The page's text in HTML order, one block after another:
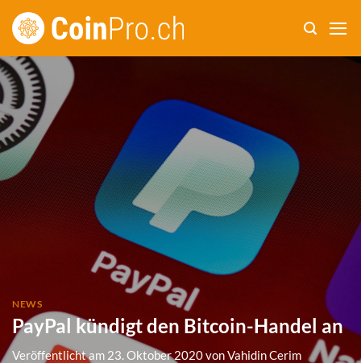
Zum
Inhalt
NEWS
PayPal kündigt den Bitcoin-Handel an
Veröffentlicht am 23. Oktober 2020vonVahidin Cerim